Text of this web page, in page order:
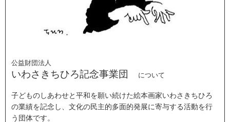
公益財団法人
いわさきちひろ記念事業団 について
子どものしあわせと平和を願い続けた絵本画家いわさきちひろ
の業績を記念し、文化の民主的多面的発展に寄与する活動を行
う団体です。